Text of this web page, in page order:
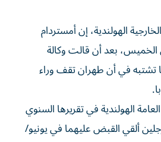
الهولندية، إن أمستردام
الخميس، بعد أن قالت وكالة
تشتبه في أن طهران تقف وراء
الهولندية في تقريرها السنوي
ألقي القبض عليهما في يونيو/